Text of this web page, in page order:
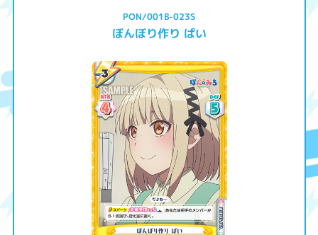
PON/001B-023S
ぼんぼり作り ぱい